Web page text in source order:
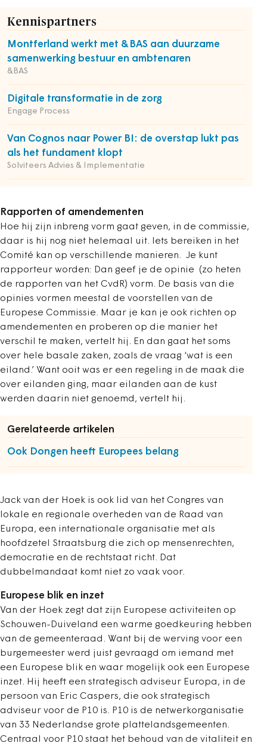
Kennispartners
Montferland werkt met &BAS aan duurzame
samenwerking bestuur en ambtenaren
&BAS
Digitale transformatie in de zorg
Engage Process
Van Cognos naar Power BI: de overstap lukt pas
als het fundament klopt
Solviteers Advies & Implementatie
Rapporten of amendementen
Hoe hij zijn inbreng vorm gaat geven, in de commissie,
daar is hij nog niet helemaal uit. Iets bereiken in het
Comité kan op verschillende manieren. Je kunt
rapporteur worden: Dan geef je de opinie (zo heten
de rapporten van het CvdR) vorm. De basis van die
opinies vormen meestal de voorstellen van de
Europese Commissie. Maar je kan je ook richten op
amendementen en proberen op die manier het
verschil te maken, vertelt hij. En dan gaat het soms
over hele basale zaken, zoals de vraag ‘wat is een
eiland.’ Want ooit was er een regeling in de maak die
over eilanden ging, maar eilanden aan de kust
werden daarin niet genoemd, vertelt hij.
Gerelateerde artikelen
Ook Dongen heeft Europees belang
Jack van der Hoek is ook lid van het Congres van
lokale en regionale overheden van de Raad van
Europa, een internationale organisatie met als
hoofdzetel Straatsburg die zich op mensenrechten,
democratie en de rechtstaat richt. Dat
dubbelmandaat komt niet zo vaak voor.
Europese blik en inzet
Van der Hoek zegt dat zijn Europese activiteiten op
Schouwen-Duiveland een warme goedkeuring hebben
van de gemeenteraad. Want bij de werving voor een
burgemeester werd juist gevraagd om iemand met
een Europese blik en waar mogelijk ook een Europese
inzet. Hij heeft een strategisch adviseur Europa, in de
persoon van Eric Caspers, die ook strategisch
adviseur voor de P10 is. P10 is de netwerkorganisatie
van 33 Nederlandse grote plattelandsgemeenten.
Centraal voor P10 staat het behoud van de vitaliteit en